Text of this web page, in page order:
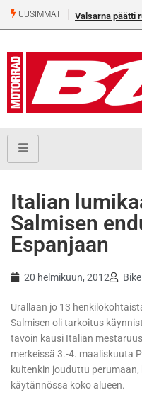
UUSIMMAT Valsarna päätti
Italian
Salmisen
Espanjaan
20 helmikuun, 2012 Bike
Urallaan jo 13
Salmisen oli tarkoitus
tavoin kausi Italian
merkeissä 3.-4. maaliskuuta
kuitenkin jouduttu
käytännössä koko alueen.